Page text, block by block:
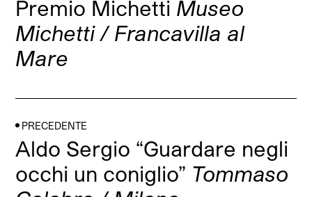
Premio Michetti Museo
Michetti / Francavilla al
Mare
PRECEDENTE
Aldo Sergio “Guardare negli
occhi un coniglio” Tommaso